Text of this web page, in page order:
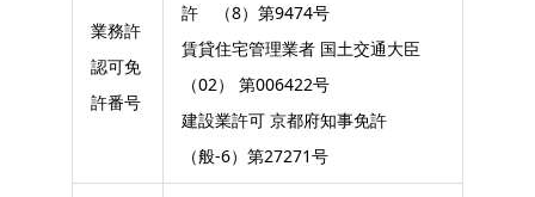
業務許
認可免
許番号
許 （8）第9474号
賃貸住宅管理業者 国土交通大臣
（02） 第006422号
建設業許可 京都府知事免許
（般-6）第27271号